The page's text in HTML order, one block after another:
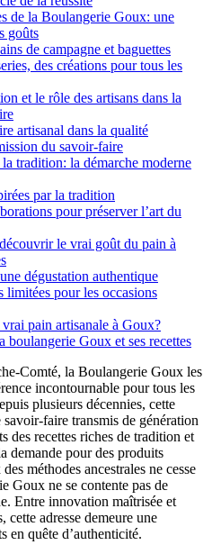
de la Boulangerie Goux: une
goûts
de campagne et baguettes
des créations pour tous les
et le rôle des artisans dans la
artisanal dans la qualité
du savoir-faire
tradition: la démarche moderne
par la tradition
pour préserver l’art du
le vrai goût du pain à
dégustation authentique
limitées pour les occasions
pain artisanale à Goux?
boulangerie Goux et ses recettes
Comté, la Boulangerie Goux les
incontournable pour tous les
plusieurs décennies, cette
faire transmis de génération
des recettes riches de tradition et
demande pour des produits
méthodes ancestrales ne cesse
Goux ne se contente pas de
Entre innovation maîtrisée et
cette adresse demeure une
en quête d’authenticité.